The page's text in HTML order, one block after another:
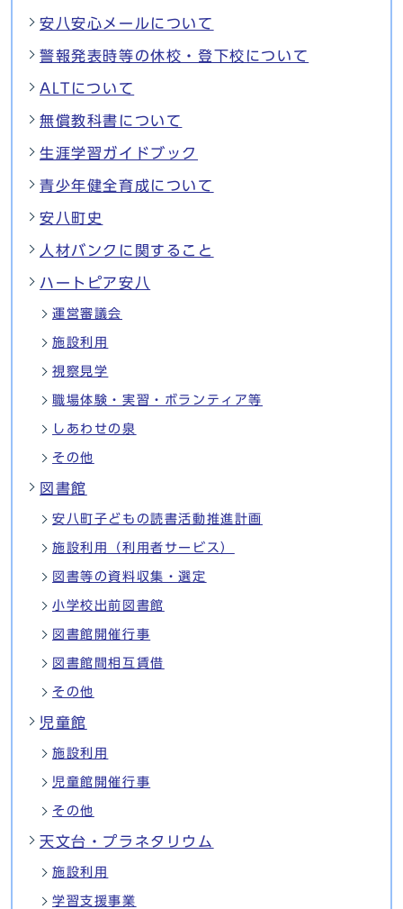
安八安心メールについて
警報発表時等の休校・登下校について
ALTについて
無償教科書について
生涯学習ガイドブック
青少年健全育成について
安八町史
人材バンクに関すること
ハートピア安八
運営審議会
施設利用
視察見学
職場体験・実習・ボランティア等
しあわせの泉
その他
図書館
安八町子どもの読書活動推進計画
施設利用（利用者サービス）
図書等の資料収集・選定
小学校出前図書館
図書館開催行事
図書館間相互賃借
その他
児童館
施設利用
児童館開催行事
その他
天文台・プラネタリウム
施設利用
学習支援事業